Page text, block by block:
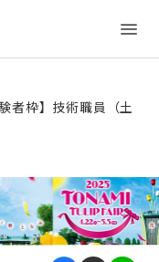
者枠】技術職員（土